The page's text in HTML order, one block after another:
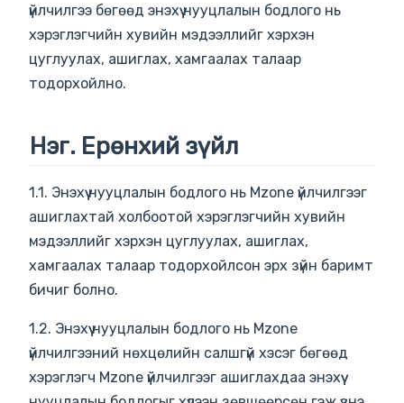
үйлчилгээ бөгөөд энэхүү нууцлалын бодлого нь
хэрэглэгчийн хувийн мэдээллийг хэрхэн
цуглуулах, ашиглах, хамгаалах талаар
тодорхойлно.
Нэг. Ерөнхий зүйл
1.1. Энэхүү нууцлалын бодлого нь Mzone үйлчилгээг
ашиглахтай холбоотой хэрэглэгчийн хувийн
мэдээллийг хэрхэн цуглуулах, ашиглах,
хамгаалах талаар тодорхойлсон эрх зүйн баримт
бичиг болно.
1.2. Энэхүү нууцлалын бодлого нь Mzone
үйлчилгээний нөхцөлийн салшгүй хэсэг бөгөөд
хэрэглэгч Mzone үйлчилгээг ашиглахдаа энэхүү